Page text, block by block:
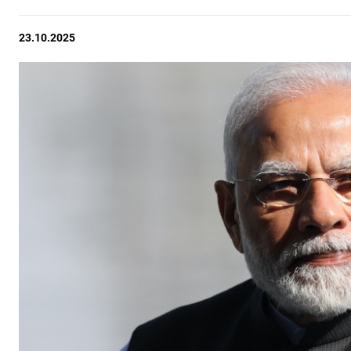
23.10.2025